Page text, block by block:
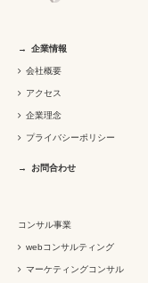
企業情報
会社概要
アクセス
企業理念
プライバシーポリシー
お問合わせ
コンサル事業
webコンサルティング
マーケティングコンサル